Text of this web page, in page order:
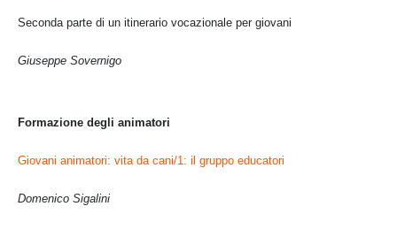
Seconda parte di un itinerario vocazionale per giovani
Giuseppe Sovernigo
Formazione degli animatori
Giovani animatori: vita da cani/1: il gruppo educatori
Domenico Sigalini